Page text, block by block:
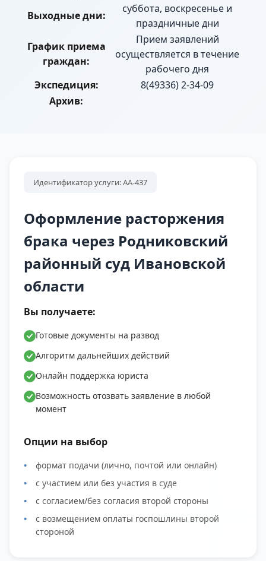
Выходные дни:
суббота, воскресенье и
праздничные дни
График приема
граждан:
Прием заявлений
осуществляется в течение
рабочего дня
Экспедиция:
8(49336) 2-34-09
Архив:
Идентификатор услуги: АА-437
Оформление расторжения
брака через Родниковский
районный суд Ивановской
области
Вы получаете:
Готовые документы на развод
Алгоритм дальнейших действий
Онлайн поддержка юриста
Возможность отозвать заявление в любой
момент
Опции на выбор
формат подачи (лично, почтой или онлайн)
с участием или без участия в суде
с согласием/без согласия второй стороны
с возмещением оплаты госпошлины второй
стороной